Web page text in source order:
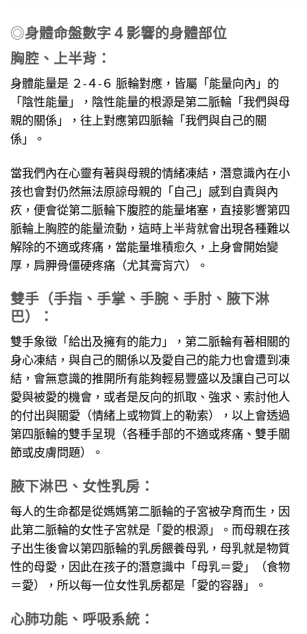
◎身體命盤數字 4 影響的身體部位
胸腔、上半背：
身體能量是 ２-４-６ 脈輪對應，皆屬「能量向內」的
「陰性能量」，陰性能量的根源是第二脈輪「我們與母
親的關係」，往上對應第四脈輪「我們與自己的關
係」。
當我們內在心靈有著與母親的情緒凍結，潛意識內在小
孩也會對仍然無法原諒母親的「自己」感到自責與內
疚，便會從第二脈輪下腹腔的能量堵塞，直接影響第四
脈輪上胸腔的能量流動，這時上半背就會出現各種難以
解除的不適或疼痛，當能量堆積愈久，上身會開始變
厚，肩胛骨僵硬疼痛（尤其膏肓穴）。
雙手（手指、手掌、手腕、手肘、腋下淋
巴）：
雙手象徵「給出及擁有的能力」，第二脈輪有著相關的
身心凍結，與自己的關係以及愛自己的能力也會遭到凍
結，會無意識的推開所有能夠輕易豐盛以及讓自己可以
愛與被愛的機會，或者是反向的抓取、強求、索討他人
的付出與關愛（情緒上或物質上的勒索），以上會透過
第四脈輪的雙手呈現（各種手部的不適或疼痛、雙手關
節或皮膚問題）。
腋下淋巴、女性乳房：
每人的生命都是從媽媽第二脈輪的子宮被孕育而生，因
此第二脈輪的女性子宮就是「愛的根源」。而母親在孩
子出生後會以第四脈輪的乳房餵養母乳，母乳就是物質
性的母愛，因此在孩子的潛意識中「母乳＝愛」（食物
＝愛），所以每一位女性乳房都是「愛的容器」。
心肺功能、呼吸系統：